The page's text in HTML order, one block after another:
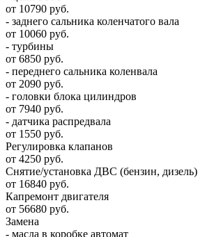
от 10790 руб.
- заднего сальника коленчатого вала
от 10060 руб.
- турбины
от 6850 руб.
- переднего сальника коленвала
от 2090 руб.
- головки блока цилиндров
от 7940 руб.
- датчика распредвала
от 1550 руб.
Регулировка клапанов
от 4250 руб.
Снятие/установка ДВС (бензин, дизель)
от 16840 руб.
Капремонт двигателя
от 56680 руб.
Замена
- масла в коробке автомат